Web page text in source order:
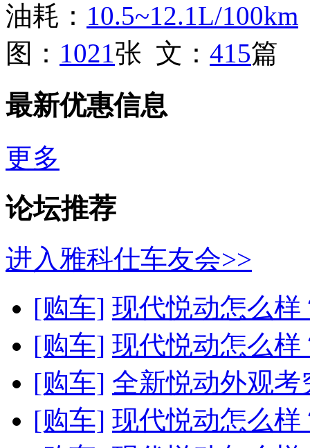
油耗： 10.5~12.1L/100km
图： 1021张 文： 415篇
最新优惠信息
更多
论坛推荐
进入雅科仕车友会>>
[购车] 现代悦动怎么
[购车] 现代悦动怎么
[购车] 全新悦动外观
[购车] 现代悦动怎么